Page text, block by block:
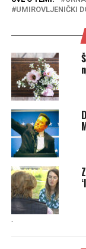
UMIROVLJENIČKI
.